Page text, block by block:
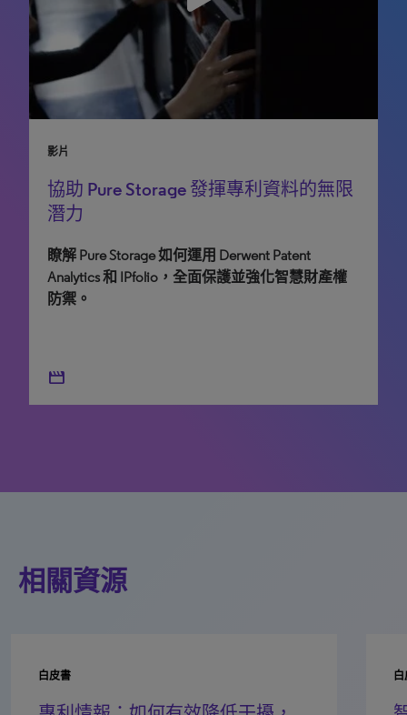
產品簡介
協助智慧財産權決策，推動業務發展成
果
north_east
案例研究
擁抱數位轉型，提升精簡智慧財產權團
隊的效率，實現規模化成長。
north_east
影片
協助 Pure Storage 發揮專利資料的無限
潛力
瞭解 Pure Storage 如何運用 Derwent Patent
Analytics 和 IPfolio，全面保護並強化智慧財產權
防禦。
movie
相關資源
白皮書